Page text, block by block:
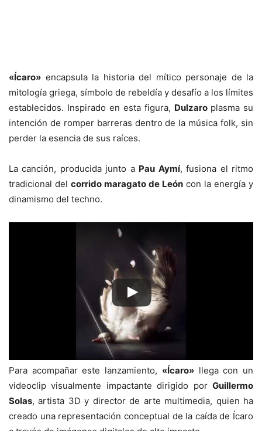
«Ícaro» encapsula la historia del mítico personaje de la
mitología griega, símbolo de rebeldía y desafío a los límites
establecidos. Inspirado en esta figura, Dulzaro plasma su
intención de romper barreras dentro de la música folk, sin
perder la esencia de sus raíces.
La canción, producida junto a Pau Aymí, fusiona el ritmo
tradicional del corrido maragato de León con la energía y
dinamismo del techno.
Para acompañar este lanzamiento, «Ícaro»llega con un
videoclip visualmente impactante dirigido por Guillermo
Solas, artista 3D y director de arte multimedia, quien ha
creado una representación conceptual de la caída de Ícaro